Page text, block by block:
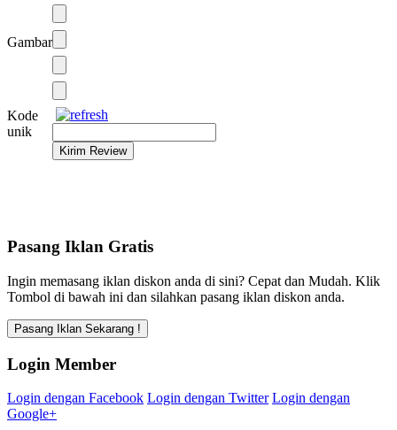
Gambar
Kode
unik
Pasang Iklan Gratis
Ingin memasang iklan diskon anda di sini? Cepat dan Mudah. Klik
Tombol di bawah ini dan silahkan pasang iklan diskon anda.
Login Member
Login dengan Facebook Login dengan Twitter Login dengan
Google+